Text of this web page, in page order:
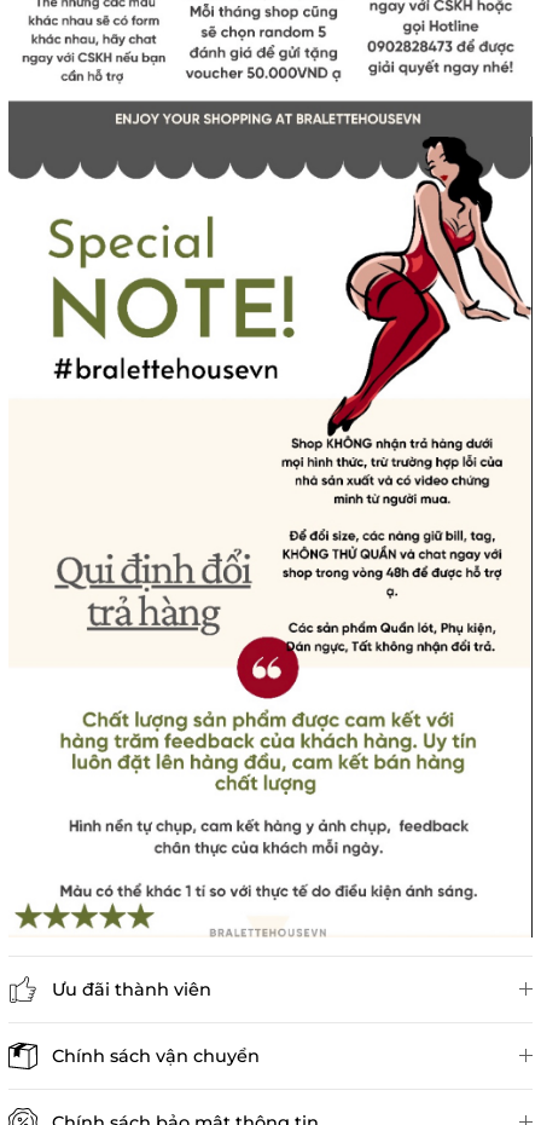
Ưu đãi thành viên
Chính sách vận chuyển